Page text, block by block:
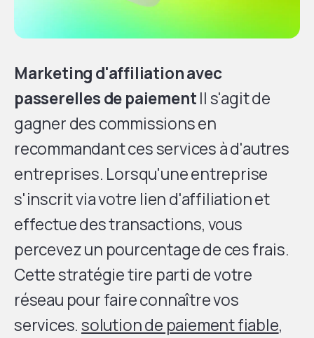
Marketing d'affiliation avec
passerelles de paiementIl s'agit de
gagner des commissions en
recommandant ces services à d'autres
entreprises. Lorsqu'une entreprise
s'inscrit via votre lien d'affiliation et
effectue des transactions, vous
percevez un pourcentage de ces frais.
Cette stratégie tire parti de votre
réseau pour faire connaître vos
services.solution de paiement fiable,